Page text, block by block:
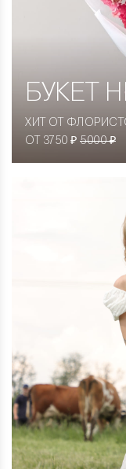
БУКЕТ
ХИТ ОТ
ОТ 3750 ₽ 5000 ₽